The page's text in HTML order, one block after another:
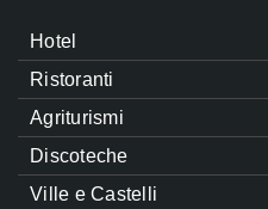
Hotel
Ristoranti
Agriturismi
Discoteche
Ville e Castelli